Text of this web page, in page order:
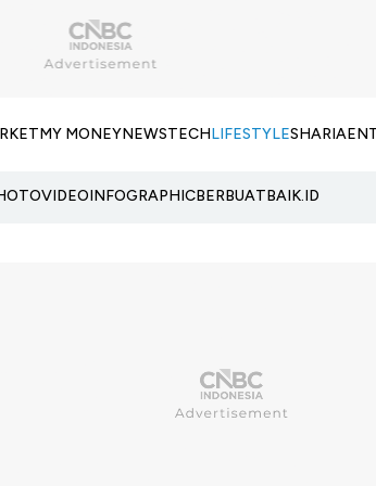
MY MONEYNEWSTECHLIFESTYLESHARIA
VIDEOINFOGRAPHICBERBUATBAIK.ID